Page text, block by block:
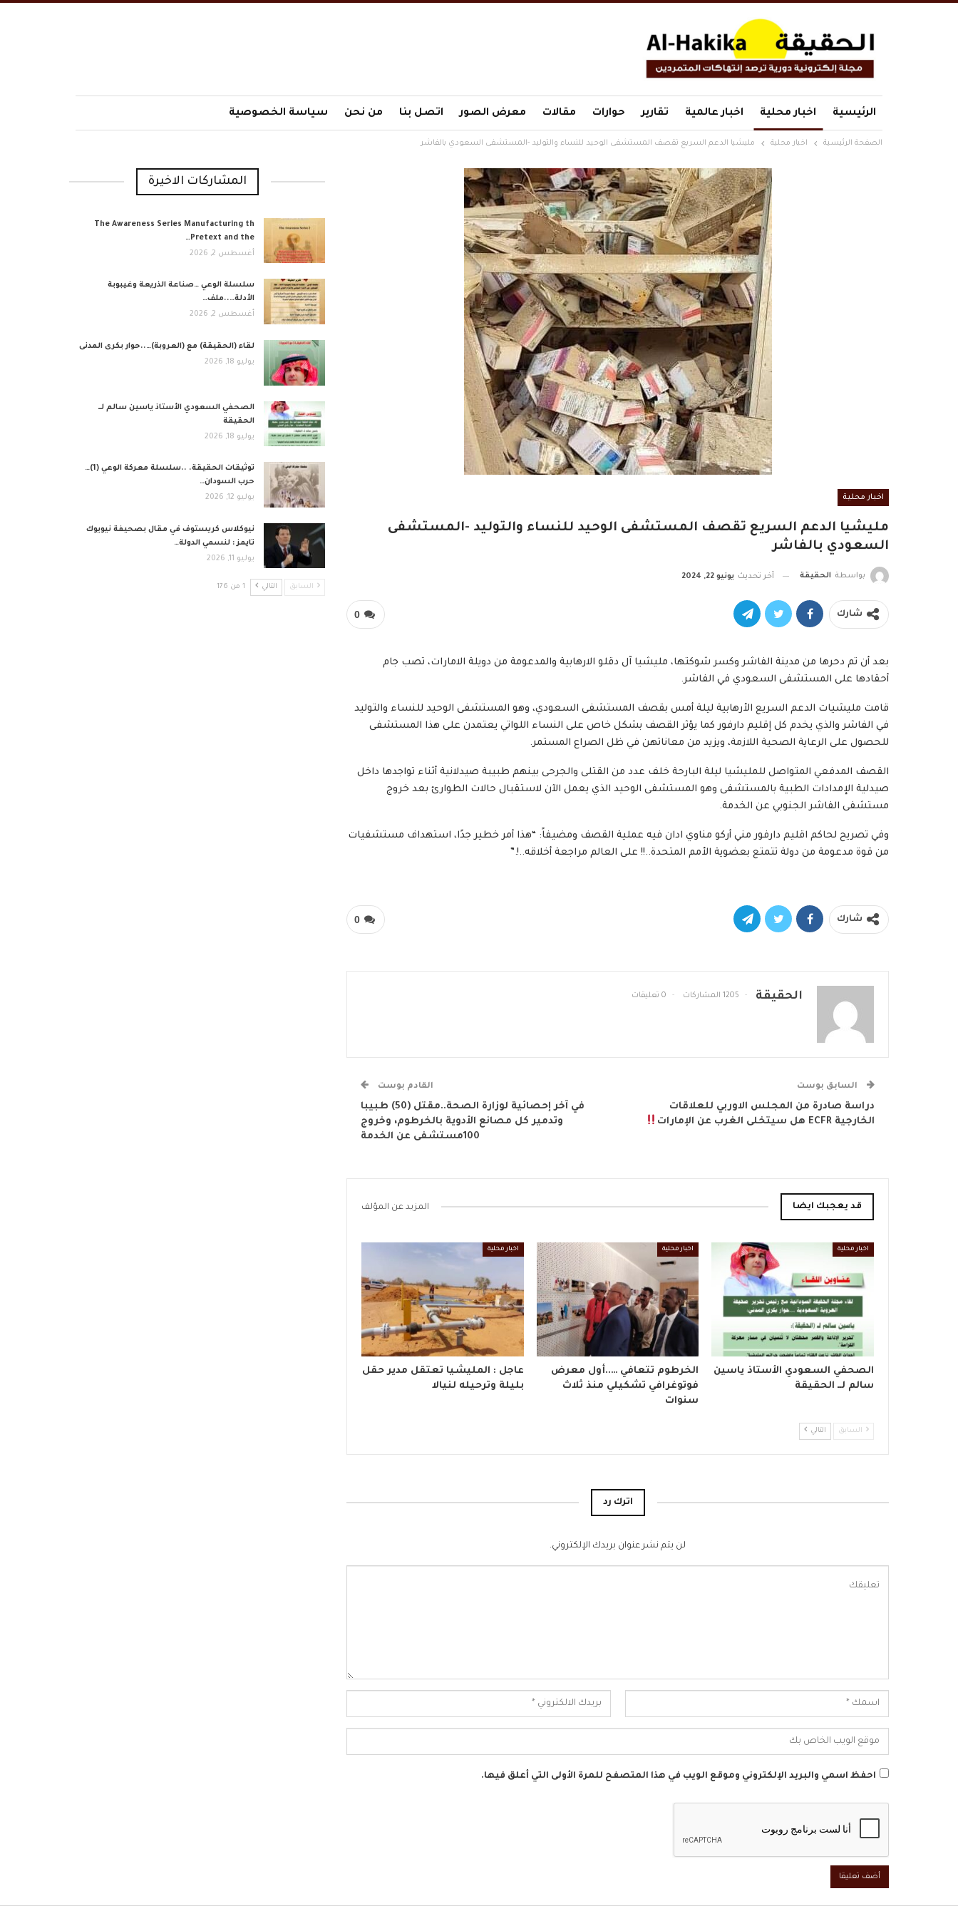
الرئيسية اخبار محلية اخبار عالمية تقارير حوارات مقالات معرض الصور اتصل بنا من نحن سياسة الخصوصية
الصفحة الرئيسية اخبار محلية مليشيا الدعم السريع تقصف المستشفى الوحيد للنساء والتوليد -المستشفى السعودي بالفاشر
اخبار محلية
مليشيا الدعم السريع تقصف المستشفى الوحيد للنساء والتوليد -المستشفى
السعودي بالفاشر
بواسطة الحقيقة آخر تحديث يونيو 22, 2024
0 شارك
بعد أن تم دحرها من مدينة ‎الفاشر وكسر شوكتها، مليشيا آل دقلو الارهابية والمدعومة من دويلة الامارات، تصب جام
أحقادها على المستشفى السعودي في الفاشر.
قامت مليشيات الدعم السريع الأرهابية ليلة أمس بقصف المستشفى السعودي، وهو المستشفى الوحيد للنساء والتوليد
في الفاشر والذي يخدم كل إقليم دارفور كما يؤثر القصف بشكل خاص على النساء اللواتي يعتمدن على هذا المستشفى
للحصول على الرعاية الصحية اللازمة، ويزيد من معاناتهن في ظل الصراع المستمر.
القصف المدفعي المتواصل للمليشيا ليلة البارحة خلف عدد من القتلى والجرحى بينهم طبيبة صيدلانية أثناء تواجدها داخل
صيدلية الإمدادات الطبية بالمستشفى وهو المستشفى الوحيد الذي يعمل الآن لاستقبال حالات الطوارئ بعد خروج
مستشفى الفاشر الجنوبي عن الخدمة.
وفي تصريح لحاكم اقليم دارفور مني أركو مناوي ادان فيه عملية القصف ومضيفاً: “هذا أمر خطير جدًا، استهداف مستشفيات
من قوة مدعومة من دولة تتمتع بعضوية الأمم المتحدة..!! على العالم مراجعة أخلاقه..!.”
0 شارك
الحقيقة 1205 المشاركات 0 تعليقات
السابق بوست
دراسة صادرة من المجلس الاوربي للعلاقات
الخارجية ECFR ‏هل سيتخلى الغرب عن الإمارات
القادم بوست
في آخر إحصائية لوزارة الصحة..مقتل (50) طبيبا
وتدمير كل مصانع الأدوية بالخرطوم، وخروج
100مستشفى عن الخدمة
قد يعجبك ايضا المزيد عن المؤلف
اخبار محلية
الصحفي السعودي الأستاذ ياسين
سالم لــ الحقيقة
اخبار محلية
الخرطوم تتعافي …..أول معرض
فوتوغرافي تشكيلي منذ ثلاث
سنوات
اخبار محلية
عاجل : المليشيا تعتقل مدير حقل
بليلة وترحيله لنيالا
السابق التالي
اترك رد
لن يتم نشر عنوان بريدك الإلكتروني.
احفظ اسمي والبريد الإلكتروني وموقع الويب في هذا المتصفح للمرة الأولى التي أعلق فيها.
المشاركات الاخيرة
The Awareness Series Manufacturing th
Pretext and the…
أغسطس 2, 2026
​سلسلة الوعي …صناعة الذريعة وغيبوبة
الأدلة…..ملف…
أغسطس 2, 2026
لقاء (الحقيقة) مع (العروبة)…..حوار بكرى المدنى
يوليو 18, 2026
الصحفي السعودي الأستاذ ياسين سالم لــ
الحقيقة
يوليو 18, 2026
توثيقات الحقيقة. ..سلسلة معركة الوعي (1)…
حرب السودان…
يوليو 12, 2026
نيوكلاس كريستوف في مقال بصحيفة نيويوك
تايمز : لنسمي الدولة…
يوليو 11, 2026
السابق التالي 1 من 176